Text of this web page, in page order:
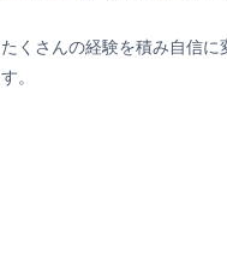
たくさんの経験を積み自信
す。